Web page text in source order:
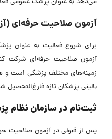
آزمون صلاحیت حرفه‌ای
برای شروع فعالیت به عنوان
آزمون صلاحیت حرفه‌ای شرکت
زمینه‌های مختلف پزشکی است و
بالینی پزشکان تازه
ثبت‌نام در سازمان نظام
پس از قبولی در آزمون صلاحیت